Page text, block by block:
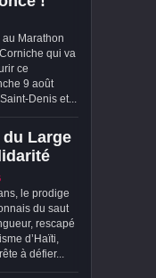
au Marathon
qui va
ce
9 août
Denis et...
Large
le prodige
du saut
rescapé
d’Haïti,
à défier...